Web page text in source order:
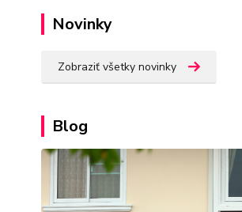
Novinky
Zobraziť všetky novinky
Blog